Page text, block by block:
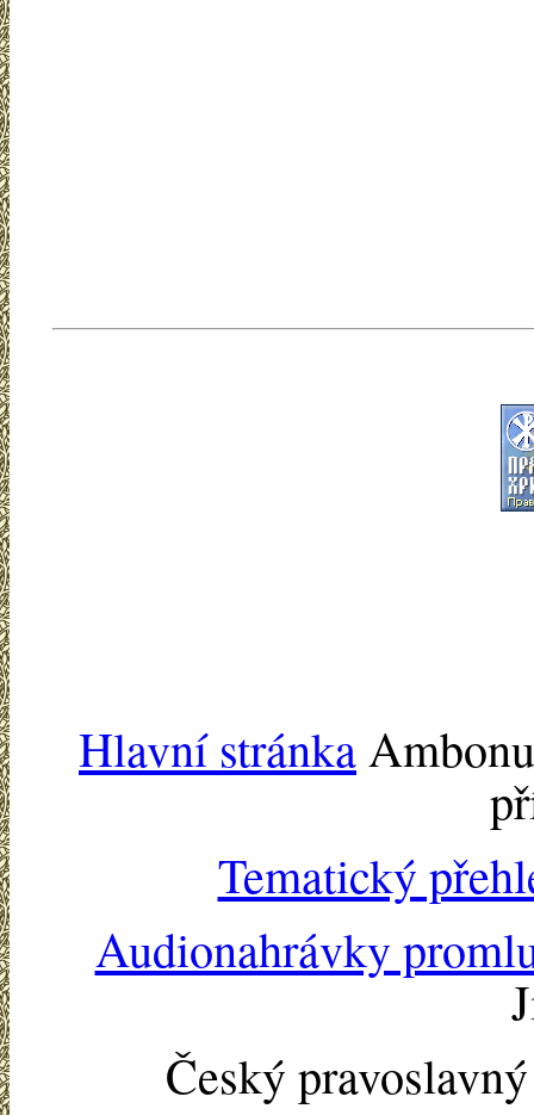
Hlavní stránka
Tematický
Audionahrávky
Český